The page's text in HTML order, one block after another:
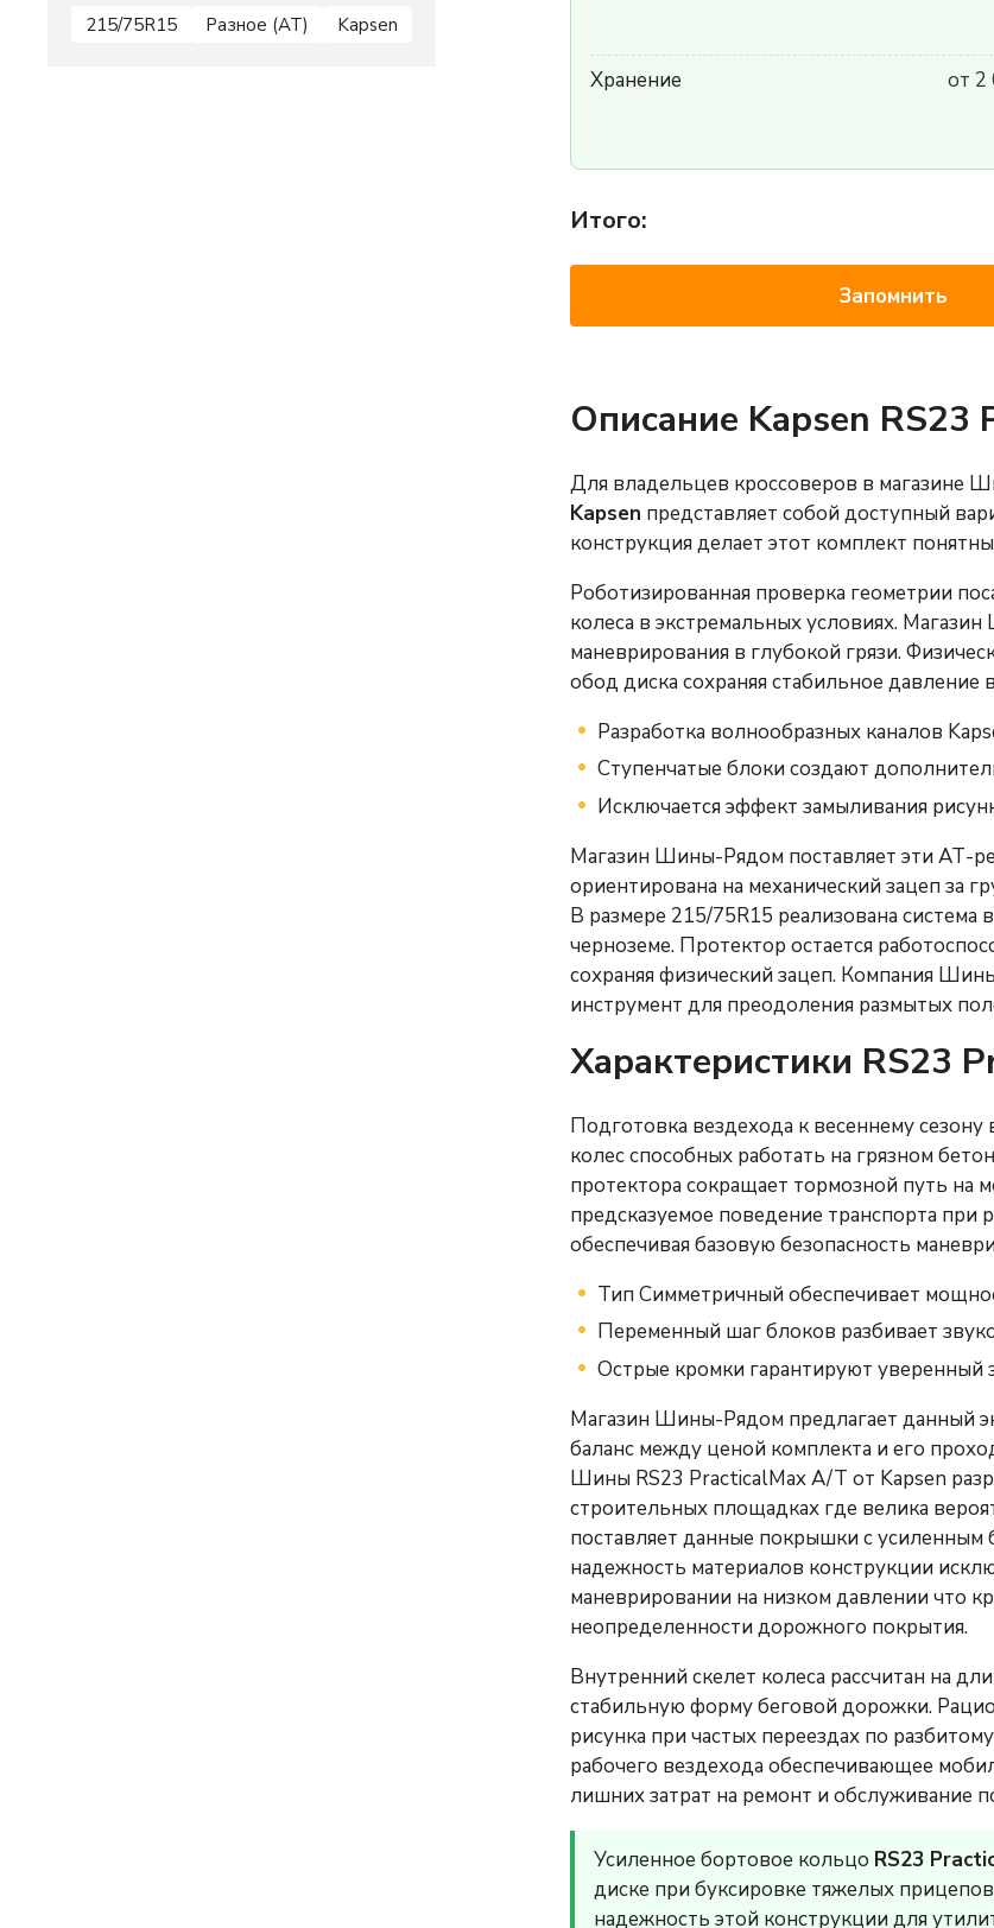
215/75R15 Разное (AT) Kapsen
Хранение от 2
Итого:
Запомнить
Описание Kapsen
Для владельцев кроссоверов в магазине
Kapsen представляет собой доступный
конструкция делает этот комплект
Роботизированная проверка геометрии
колеса в экстремальных условиях.
маневрирования в глубокой грязи.
обод диска сохраняя стабильное
Разработка волнообразных каналов
Ступенчатые блоки создают
Исключается эффект замыливания
Магазин Шины-Рядом поставляет эти АТ-
ориентирована на механический зацеп за
В размере 215/75R15 реализована
черноземе. Протектор остается
сохраняя физический зацеп. Компания
инструмент для преодоления размытых
Характеристики RS23
Подготовка вездехода к весеннему
колес способных работать на грязном
протектора сокращает тормозной путь на
предсказуемое поведение транспорта
обеспечивая базовую безопасность
Тип Симметричный обеспечивает
Переменный шаг блоков разбивает
Острые кромки гарантируют уверенный
Магазин Шины-Рядом предлагает данный
баланс между ценой комплекта и его
Шины RS23 PracticalMax A/T от Kapsen
строительных площадках где велика
поставляет данные покрышки с
надежность материалов конструкции
маневрировании на низком давлении что
неопределенности дорожного покрытия.
Внутренний скелет колеса рассчитан на
стабильную форму беговой дорожки.
рисунка при частых переездах по
рабочего вездехода обеспечивающее
лишних затрат на ремонт и обслуживание
Усиленное бортовое кольцо RS23
диске при буксировке тяжелых
надежность этой конструкции для